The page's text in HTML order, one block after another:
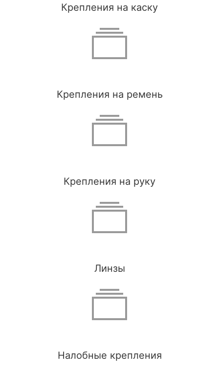
Крепления на каску
Крепления на ремень
Крепления на руку
Линзы
Налобные крепления